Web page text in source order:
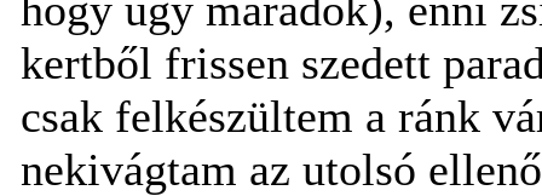
kertből frissen szedett
csak felkészültem a ránk
nekivágtam az utolsó